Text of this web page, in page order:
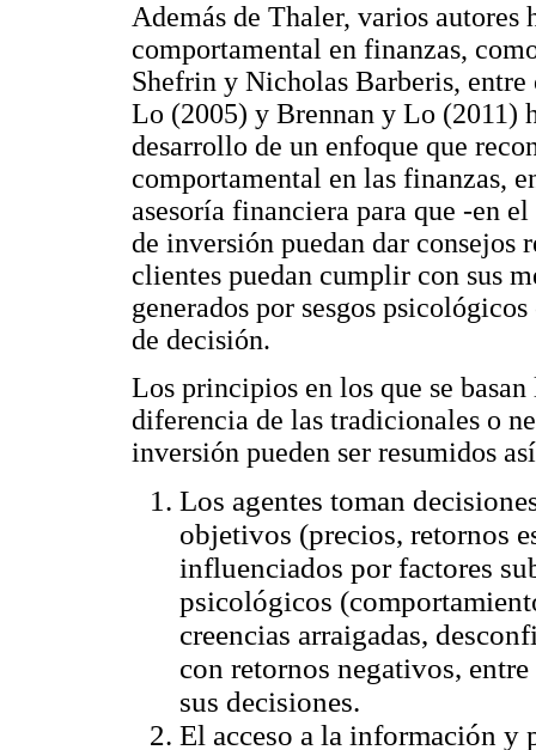
Además de Thaler, varios
comportamental en finanzas,
Shefrin y Nicholas Barberis,
Lo (2005) y Brennan y Lo (2011)
desarrollo de un enfoque que
comportamental en las finanzas,
asesoría financiera para que -en
de inversión puedan dar consejos
clientes puedan cumplir con sus
generados por sesgos
de decisión.
Los principios en los que se
diferencia de las tradicionales o
inversión pueden ser resumidos
Los agentes toman
objetivos (precios, retornos
influenciados por factores
psicológicos
creencias arraigadas,
con retornos negativos,
sus decisiones.
El acceso a la información y